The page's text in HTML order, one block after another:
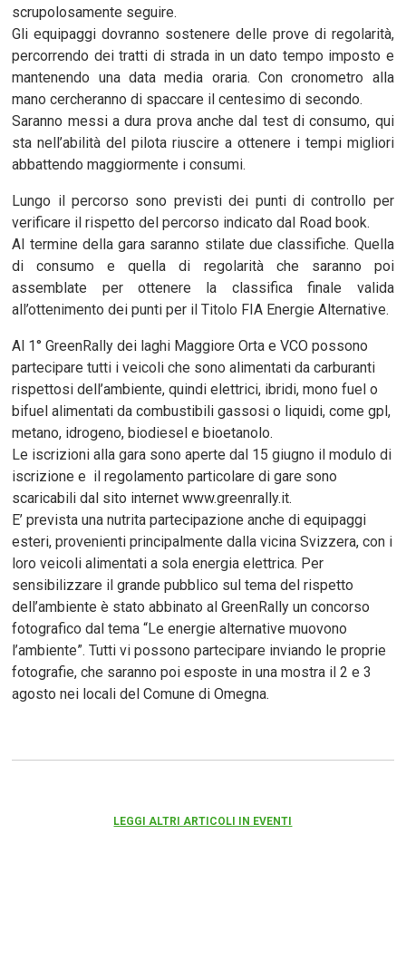
scrupolosamente seguire.
Gli equipaggi dovranno sostenere delle prove di regolarità,
percorrendo dei tratti di strada in un dato tempo imposto e
mantenendo una data media oraria. Con cronometro alla
mano cercheranno di spaccare il centesimo di secondo.
Saranno messi a dura prova anche dal test di consumo, qui
sta nell’abilità del pilota riuscire a ottenere i tempi migliori
abbattendo maggiormente i consumi.
Lungo il percorso sono previsti dei punti di controllo per
verificare il rispetto del percorso indicato dal Road book.
Al termine della gara saranno stilate due classifiche. Quella
di consumo e quella di regolarità che saranno poi
assemblate per ottenere la classifica finale valida
all’ottenimento dei punti per il Titolo FIA Energie Alternative.
Al 1° GreenRally dei laghi Maggiore Orta e VCO possono
partecipare tutti i veicoli che sono alimentati da carburanti
rispettosi dell’ambiente, quindi elettrici, ibridi, mono fuel o
bifuel alimentati da combustibili gassosi o liquidi, come gpl,
metano, idrogeno, biodiesel e bioetanolo.
Le iscrizioni alla gara sono aperte dal 15 giugno il modulo di
iscrizione e il regolamento particolare di gare sono
scaricabili dal sito internet www.greenrally.it.
E’ prevista una nutrita partecipazione anche di equipaggi
esteri, provenienti principalmente dalla vicina Svizzera, con i
loro veicoli alimentati a sola energia elettrica. Per
sensibilizzare il grande pubblico sul tema del rispetto
dell’ambiente è stato abbinato al GreenRally un concorso
fotografico dal tema “Le energie alternative muovono
l’ambiente”. Tutti vi possono partecipare inviando le proprie
fotografie, che saranno poi esposte in una mostra il 2 e 3
agosto nei locali del Comune di Omegna.
LEGGI ALTRI ARTICOLI IN EVENTI